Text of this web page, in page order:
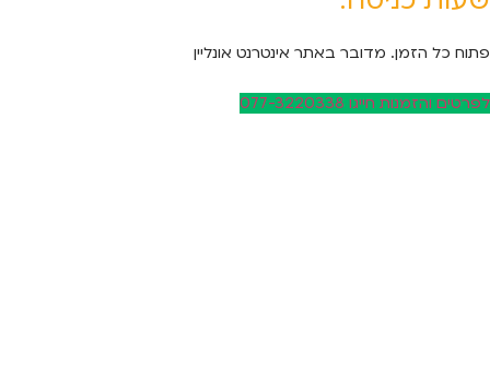
פתוח כל הזמן. מדובר באתר אינטרנט אונליין
לפרטים והזמנות חייגו 077-3220338